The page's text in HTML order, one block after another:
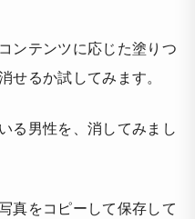
ンテンツに応じた塗りつ
せるか試してみます。
る男性を、消してみまし
真をコピーして保存して